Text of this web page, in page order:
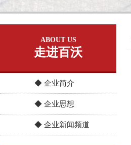
ABOUT US
走进百沃
◆ 企业简介
◆ 企业思想
◆ 企业新闻频道